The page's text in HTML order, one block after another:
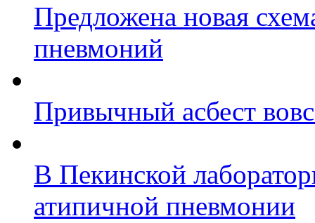
Предложена новая
пневмоний
Привычный асбест
В Пекинской
атипичной пневмонии